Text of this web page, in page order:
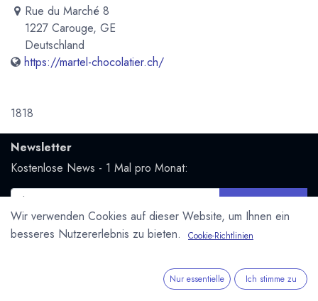
Rue du Marché 8
1227 Carouge, GE
Deutschland
https://martel-chocolatier.ch/
1818
Newsletter
Kostenlose News - 1 Mal pro Monat:
Abonnieren
Geschützt durch reCAPTCHA, Datenschutzerklärung
Nutzungsbedingungenanwenden.
Folge uns und bleibe mit uns in Kontakt:
Wir verwenden Cookies auf dieser Website, um Ihnen ein
besseres Nutzererlebnis zu bieten.
Cookie-Richtlinien
Nur essentielle Ich stimme zu